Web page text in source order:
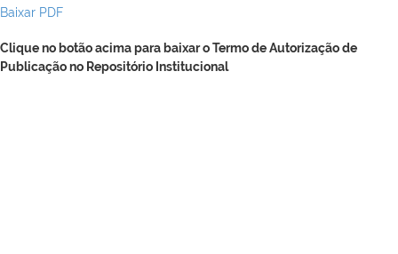
Baixar PDF
Clique no botão acima para baixar o Termo de Autorização de
Publicação no Repositório Institucional